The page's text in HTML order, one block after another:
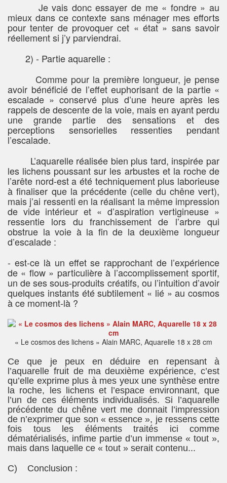
Je vais donc essayer de me « fondre » au
mieux dans ce contexte sans ménager mes efforts
pour tenter de provoquer cet « état » sans savoir
réellement si j’y parviendrai.
2) - Partie aquarelle :
Comme pour la première longueur, je pense
avoir bénéficié de l’effet euphorisant de la partie «
escalade » conservé plus d’une heure après les
rappels de descente de la voie, mais en ayant perdu
une grande partie des sensations et des
perceptions sensorielles ressenties pendant
l’escalade.
L’aquarelle réalisée bien plus tard, inspirée par
les lichens poussant sur les arbustes et la roche de
l’arête nord-est a été techniquement plus laborieuse
à finaliser que la précédente (celle du chêne vert),
mais j’ai ressenti en la réalisant la même impression
de vide intérieur et « d’aspiration vertigineuse »
ressentie lors du franchissement de l’arbre qui
obstrue la voie à la fin de la deuxième longueur
d’escalade :
- est-ce là un effet se rapprochant de l’expérience
de « flow » particulière à l’accomplissement sportif,
un de ses sous-produits créatifs, ou l’intuition d’avoir
quelques instants été subtilement « lié » au cosmos
à ce moment-là ?
« Le cosmos des lichens » Alain MARC, Aquarelle 18 x 28 cm
Ce que je peux en déduire en repensant à
l’aquarelle fruit de ma deuxième expérience, c’est
qu’elle exprime plus à mes yeux une synthèse entre
la roche, les lichens et l’espace environnant, que
l’un de ces éléments individualisés. Si l’aquarelle
précédente du chêne vert me donnait l’impression
de n’exprimer que son « essence », je ressens cette
fois tous les éléments traités ici comme
dématérialisés, infime partie d’un immense « tout »,
mais dans laquelle ce « tout » serait contenu...
C) Conclusion :